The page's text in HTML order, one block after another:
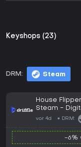
Keyshops (23)
DRM: Steam
House
Steam -
vor 4d DRM:
-6%